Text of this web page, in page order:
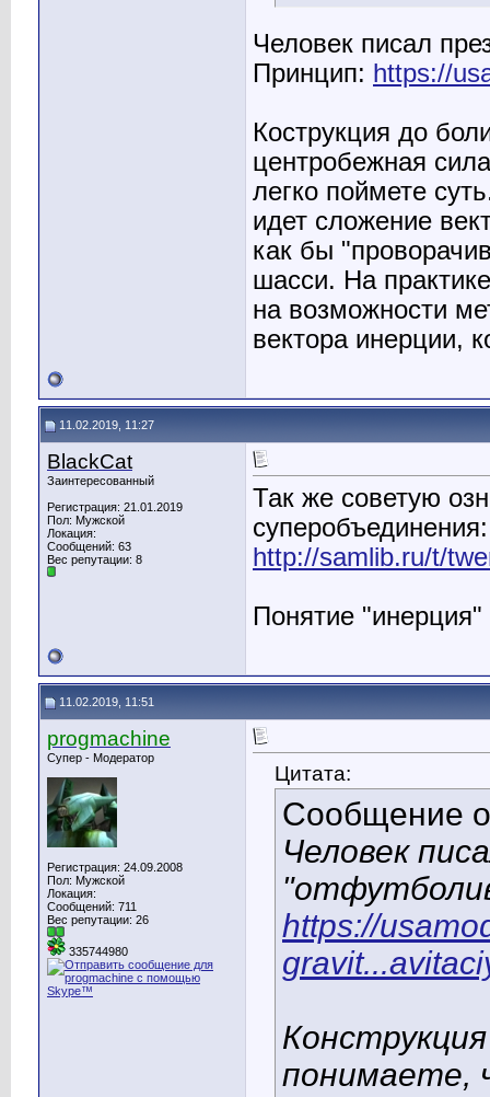
Человек писал
Принцип: https://
Кострукция до
центробежная
легко поймете
идет сложение
как бы
шасси. На
на возможности
вектора инерции,
11.02.2019, 11:27
BlackCat
Заинтересованный
Регистрация: 21.01.2019
Пол: Мужской
Локация:
Сообщений: 63
Вес репутации: 8
Так же советую
суперобъединения:
http://samlib.ru/t/
Понятие
11.02.2019, 11:51
progmachine
Супер - Модератор
Регистрация: 24.09.2008
Пол: Мужской
Локация:
Сообщений: 711
Вес репутации: 26
335744980
Цитата:
Сообщение
Человек
https://
понимаете,